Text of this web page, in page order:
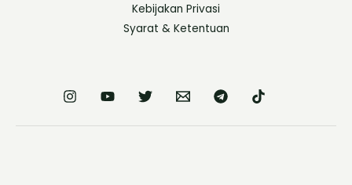
Kebijakan Privasi
Syarat & Ketentuan